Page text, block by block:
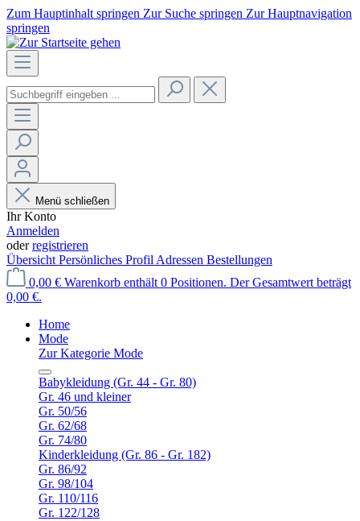
Zum Hauptinhalt springen Zur Suche springen Zur Hauptnavigation
springen
Menü schließen
Ihr Konto
Anmelden
oderregistrieren
Übersicht Persönliches Profil Adressen Bestellungen
0,00 € Warenkorb enthält 0 Positionen. Der Gesamtwert beträgt
0,00 €.
Home
Mode
Zur Kategorie Mode
Babykleidung (Gr. 44 - Gr. 80)
Gr. 46 und kleiner
Gr. 50/56
Gr. 62/68
Gr. 74/80
Kinderkleidung (Gr. 86 - Gr. 182)
Gr. 86/92
Gr. 98/104
Gr. 110/116
Gr. 122/128